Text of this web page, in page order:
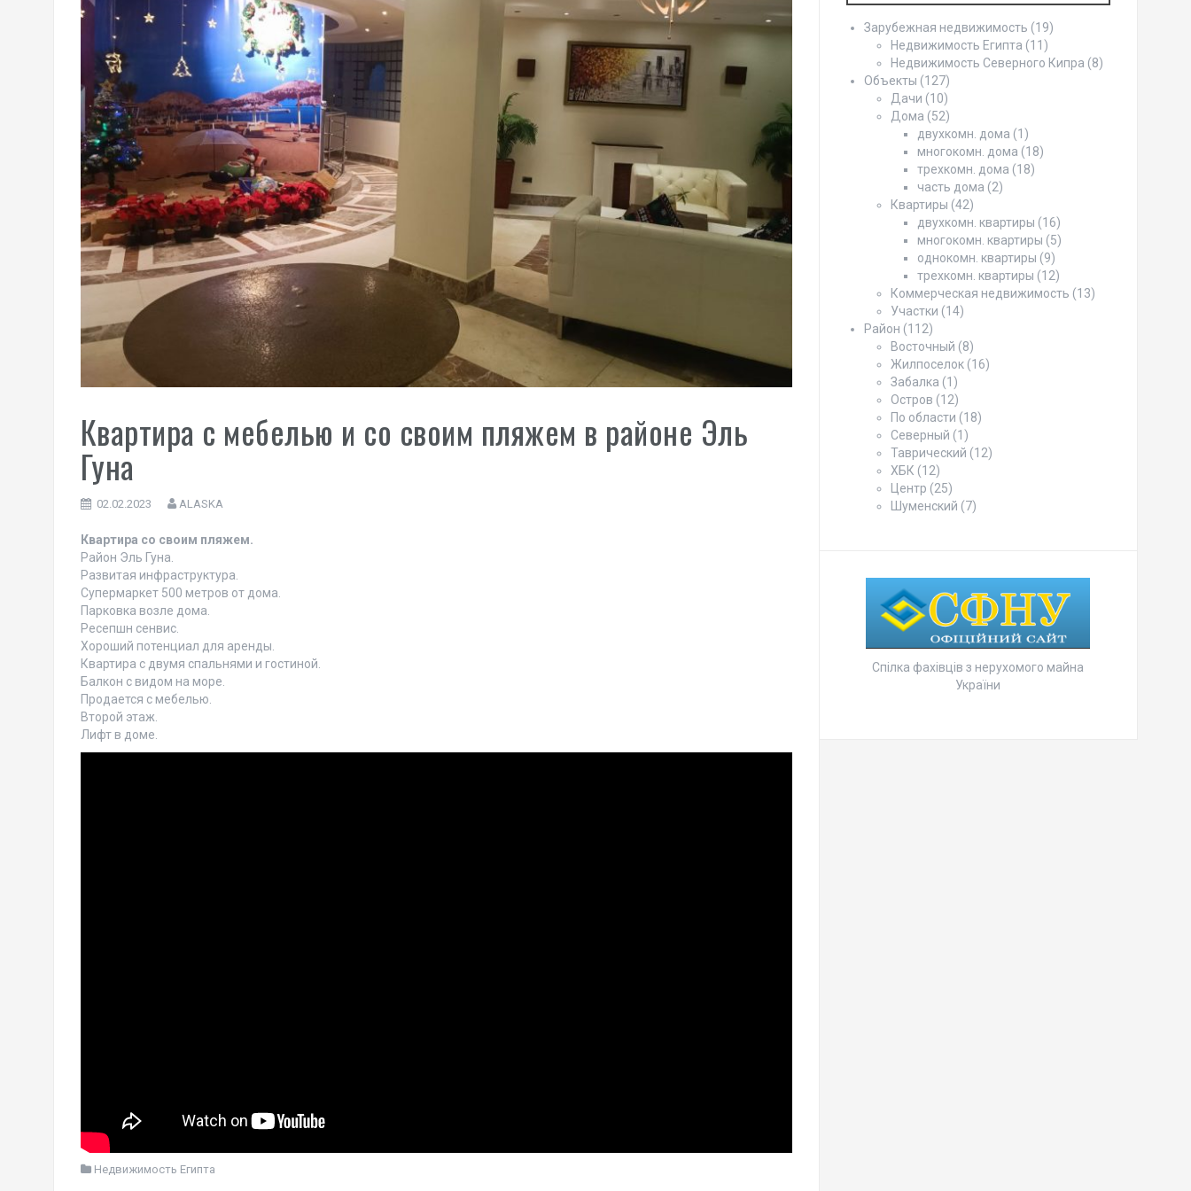
Квартира с мебелью и со своим пляжем в районе Эль
Гуна
02.02.2023 ALASKA
Квартира со своим пляжем.
Район Эль Гуна.
Развитая инфраструктура.
Супермаркет 500 метров от дома.
Парковка возле дома.
Ресепшн сенвис.
Хороший потенциал для аренды.
Квартира с двумя спальнями и гостиной.
Балкон с видом на море.
Продается с мебелью.
Второй этаж.
Лифт в доме.
Недвижимость Египта
Зарубежная недвижимость (19)
Недвижимость Египта (11)
Недвижимость Северного Кипра (8)
Объекты (127)
Дачи (10)
Дома (52)
двухкомн. дома (1)
многокомн. дома (18)
трехкомн. дома (18)
часть дома (2)
Квартиры (42)
двухкомн. квартиры (16)
многокомн. квартиры (5)
однокомн. квартиры (9)
трехкомн. квартиры (12)
Коммерческая недвижимость (13)
Участки (14)
Район (112)
Восточный (8)
Жилпоселок(16)
Забалка (1)
Остров (12)
По области (18)
Северный (1)
Таврический (12)
ХБК (12)
Центр (25)
Шуменский (7)
Спілка фахівців з нерухомого майна
України